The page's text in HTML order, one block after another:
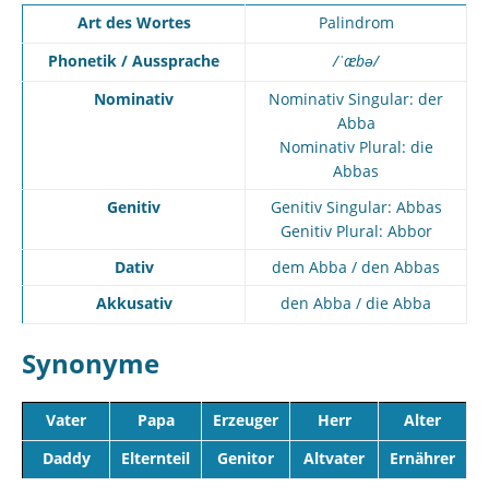
Art des Wortes
Palindrom
Phonetik / Aussprache
/ˈæbə/
Nominativ
Nominativ Singular: der
Abba
Nominativ Plural: die
Abbas
Genitiv
Genitiv Singular: Abbas
Genitiv Plural: Abbor
Dativ
dem Abba / den Abbas
Akkusativ
den Abba / die Abba
Synonyme
Vater Papa Erzeuger Herr
Alter
Daddy
Elternteil Genitor Altvater Ernährer